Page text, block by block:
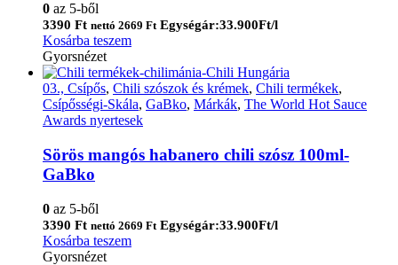
0 az 5-ből
3390 Ft nettó 2669 Ft Egységár:33.900Ft/l
Kosárba teszem
Gyorsnézet
03., Csípős, Chili szószok és krémek, Chili termékek,
Csípősségi-Skála, GaBko, Márkák, The World Hot Sauce
Awards nyertesek
Sörös mangós habanero chili szósz 100ml-
GaBko
0 az 5-ből
3390 Ft nettó 2669 Ft Egységár:33.900Ft/l
Kosárba teszem
Gyorsnézet